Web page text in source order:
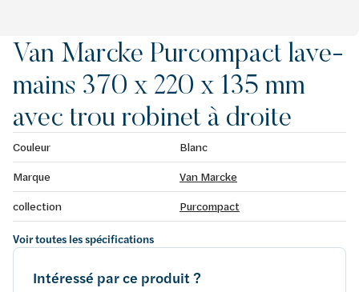
Van Marcke Purcompact lave-
mains 370 x 220 x 135 mm
avec trou robinet à droite
Couleur
Blanc
Marque
Van Marcke
collection
Purcompact
Voir toutes les spécifications
Intéressé par ce produit ?